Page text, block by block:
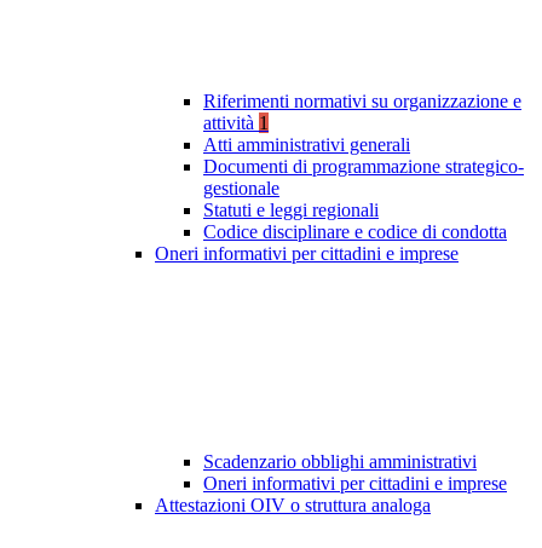
Riferimenti normativi su organizzazione e
attività 1
Atti amministrativi generali
Documenti di programmazione strategico-
gestionale
Statuti e leggi regionali
Codice disciplinare e codice di condotta
Oneri informativi per cittadini e imprese
Scadenzario obblighi amministrativi
Oneri informativi per cittadini e imprese
Attestazioni OIV o struttura analoga